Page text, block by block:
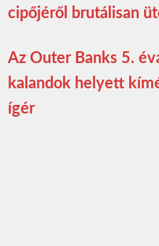
cipőjéről brutálisan
Az Outer Banks 5.
kalandok helyett
ígér